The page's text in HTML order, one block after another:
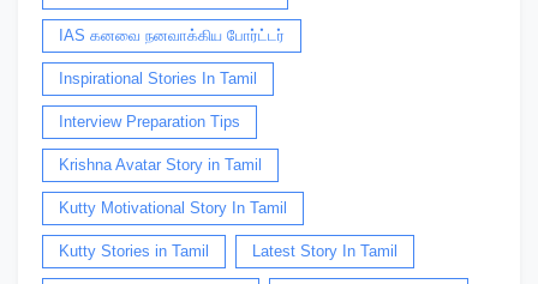
IAS கனவை நனவாக்கிய போர்ட்டர்
Inspirational Stories In Tamil
Interview Preparation Tips
Krishna Avatar Story in Tamil
Kutty Motivational Story In Tamil
Kutty Stories in Tamil Latest Story In Tamil